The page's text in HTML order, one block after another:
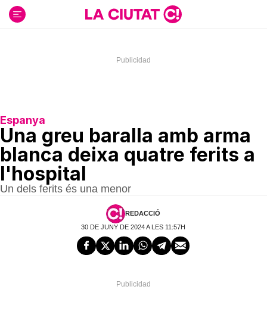
contenido
Espanya
Una greu baralla amb arma
blanca deixa quatre ferits a
l'hospital
Un dels ferits és una menor
REDACCIÓ
30 DE JUNY DE 2024 A LES 11:57H